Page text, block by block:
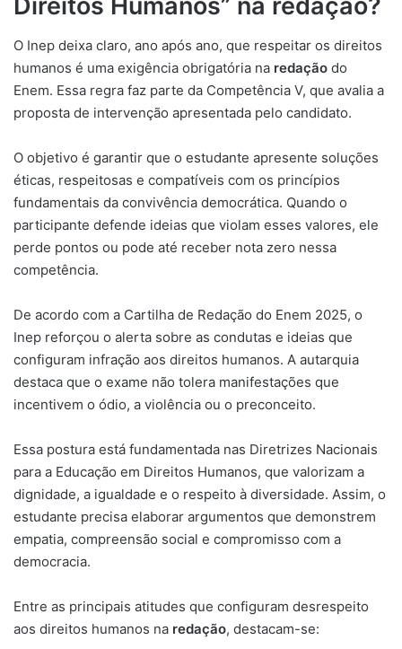
O Inep deixa claro, ano após ano, que respeitar os direitos
humanos é uma exigência obrigatória na redação do
Enem. Essa regra faz parte da Competência V, que avalia a
proposta de intervenção apresentada pelo candidato.
O objetivo é garantir que o estudante apresente soluções
éticas, respeitosas e compatíveis com os princípios
fundamentais da convivência democrática. Quando o
participante defende ideias que violam esses valores, ele
perde pontos ou pode até receber nota zero nessa
competência.
De acordo com a Cartilha de Redação do Enem 2025, o
Inep reforçou o alerta sobre as condutas e ideias que
configuram infração aos direitos humanos. A autarquia
destaca que o exame não tolera manifestações que
incentivem o ódio, a violência ou o preconceito.
Essa postura está fundamentada nas Diretrizes Nacionais
para a Educação em Direitos Humanos, que valorizam a
dignidade, a igualdade e o respeito à diversidade. Assim, o
estudante precisa elaborar argumentos que demonstrem
empatia, compreensão social e compromisso com a
democracia.
Entre as principais atitudes que configuram desrespeito
aos direitos humanos na redação, destacam-se: